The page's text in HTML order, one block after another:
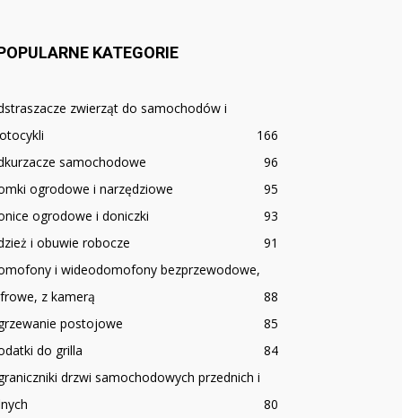
KATEGORIE
zwierząt do samochodów i
166
samochodowe
96
ogrodowe i narzędziowe
95
ogrodowe i doniczki
93
i obuwie robocze
91
i wideodomofony bezprzewodowe,
z kamerą
88
postojowe
85
do grilla
84
drzwi samochodowych przednich i
80